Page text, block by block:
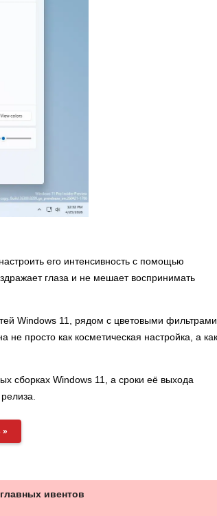
его интенсивность с помощью
глаза и не мешает воспринимать
Windows 11, рядом с цветовыми фильтрами,
просто как косметическая настройка, а как
сборках Windows 11, а сроки её выхода
ивентов